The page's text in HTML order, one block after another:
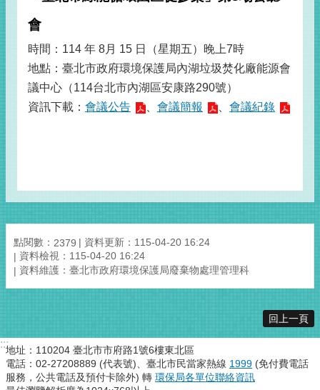
會
時間：114 年 8月 15 日（星期五）晚上7時
地點：臺北市政府環境保護局內湖垃圾焚化廠能源會
議中心（114台北市內湖區安康路290號）
資訊下載： 會議公告 會議簡報 會議紀錄
點閱數： 2379
資料更新：115-04-20 16:24
資料檢視：115-04-20 16:24
資料維護：臺北市政府環境保護局廢棄物處理管理科
回上一頁
:::地址：110204 臺北市市府路1號6樓東北區
電話：02-27208889 (代表號)、臺北市民當家熱線 1999 (免付費電話
服務，公共電話及預付卡除外) 轉 環保局各單位聯絡資訊